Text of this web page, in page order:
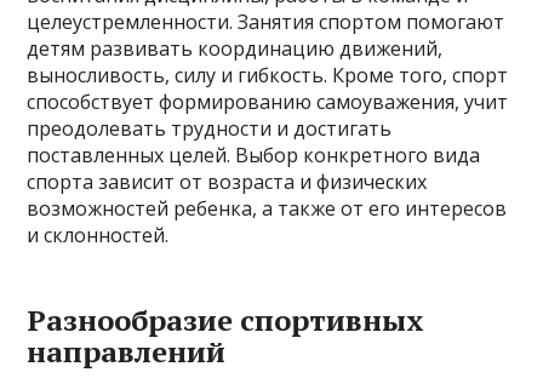
целеустремленности. Занятия спортом помогают
детям развивать координацию движений,
выносливость, силу и гибкость. Кроме того, спорт
способствует формированию самоуважения, учит
преодолевать трудности и достигать
поставленных целей. Выбор конкретного вида
спорта зависит от возраста и физических
возможностей ребенка, а также от его интересов
и склонностей.
Разнообразие спортивных
направлений